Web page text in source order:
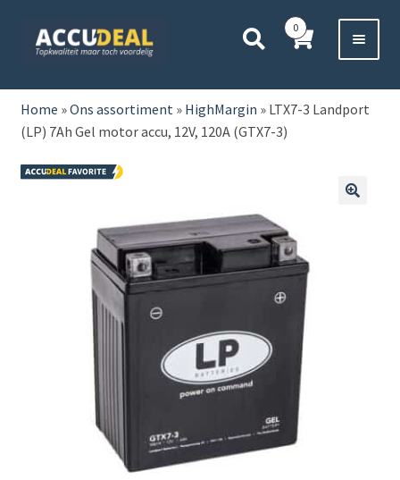
door
naar
direct
naar
HOME
AUTO
LADERS & ACCESSOIRES
Home »Ons assortiment» HighMargin » LTX7-3 Landport
(LP) 7Ah Gel motor accu, 12V, 120A (GTX7-3)
0